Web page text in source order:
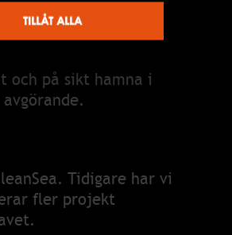
TILLÅT ALLA
82 kilo skräp upp
och nedbruten frigolit.
och på sikt hamna i
Tidigare har vi
fler projekt